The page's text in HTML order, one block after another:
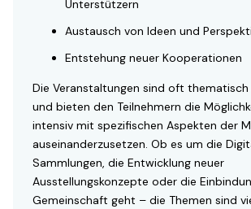
Unterstützern
Austausch von Ideen und
Entstehung neuer Kooperationen
Die Veranstaltungen sind oft
und bieten den Teilnehmern die
intensiv mit spezifischen Aspekten der
auseinanderzusetzen. Ob es um die
Sammlungen, die Entwicklung neuer
Ausstellungskonzepte oder die
Gemeinschaft geht – die Themen sind